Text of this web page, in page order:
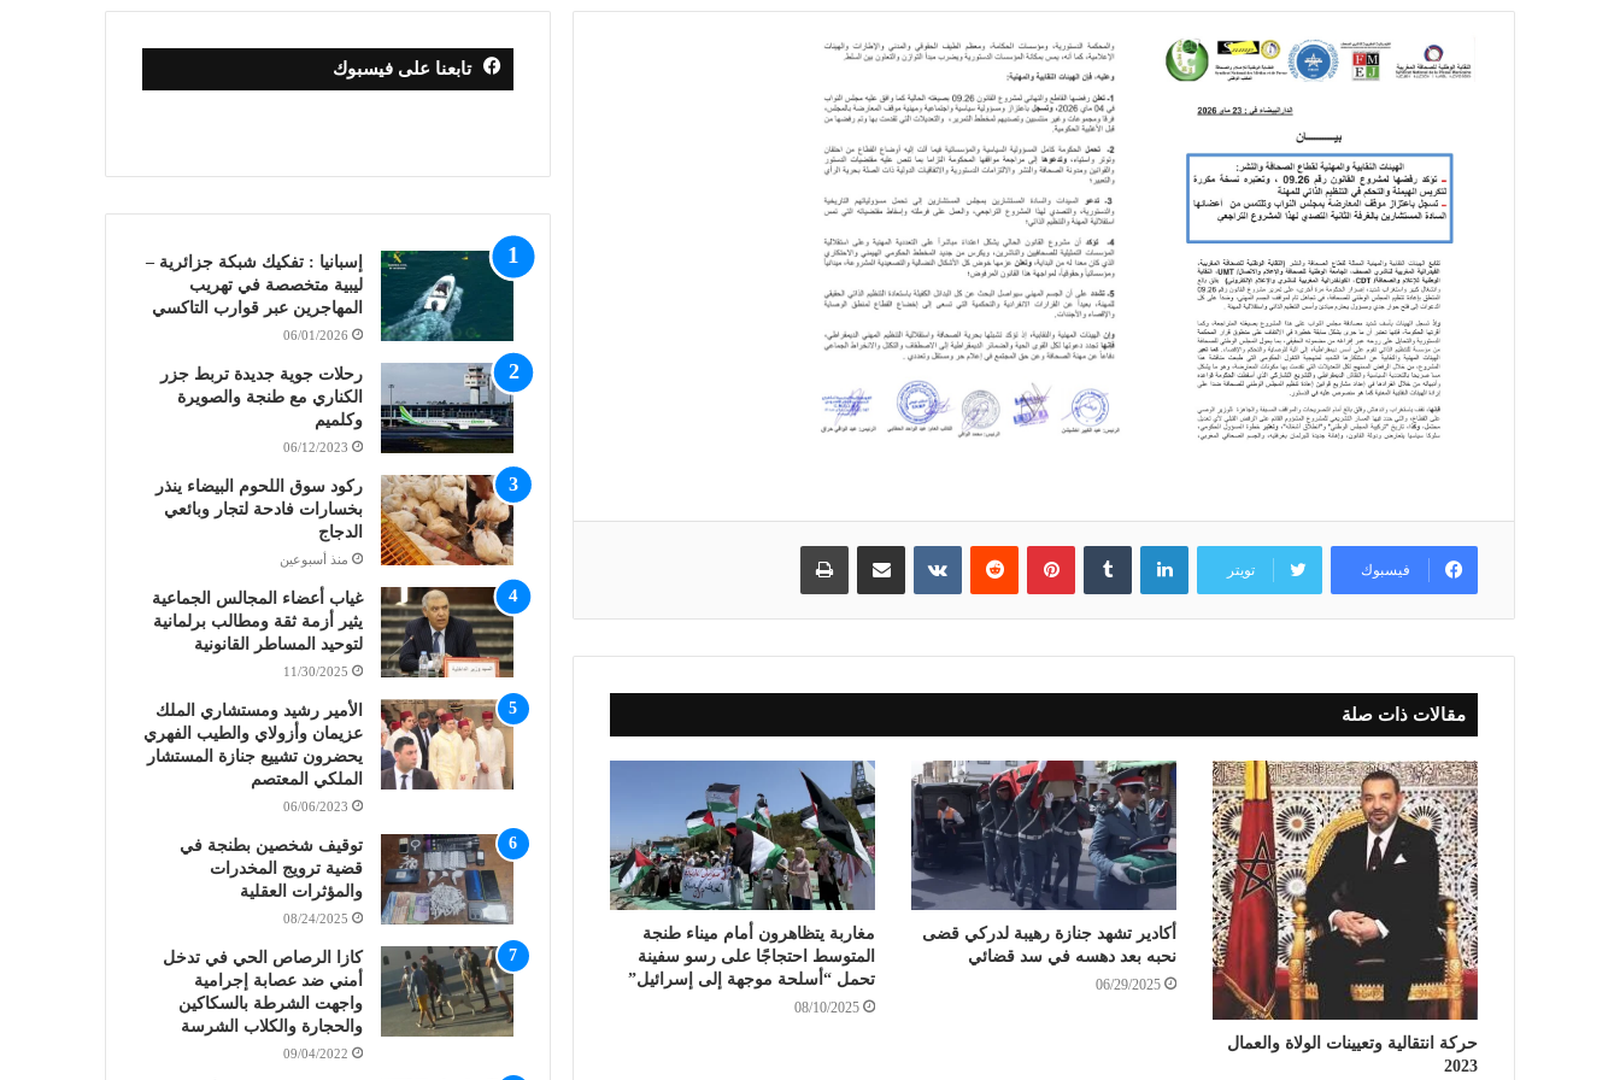
فيسبوك تويتر
لينكدإن بينتيريست مشاركة عبر البريد طباعة
مقالات ذات صلة
حركة انتقالية وتعيينات الولاة والعمال
2023
أكادير تشهد جنازة رهيبة لدركي قضى
نحبه بعد دهسه في سد قضائي
06/29/2025
مغاربة يتظاهرون أمام ميناء طنجة
المتوسط احتجاجًا على رسو سفينة
تحمل “أسلحة موجهة إلى إسرائيل”
08/10/2025
تابعنا على فيسبوك
إسبانيا : تفكيك شبكة جزائرية –
ليبية متخصصة في تهريب
المهاجرين عبر قوارب التاكسي
06/01/2026
رحلات جوية جديدة تربط جزر
الكناري مع طنجة والصويرة
وكلميم
06/12/2023
ركود سوق اللحوم البيضاء ينذر
بخسارات فادحة لتجار وبائعي
الدجاج
منذ أسبوعين
غياب أعضاء المجالس الجماعية
يثير أزمة ثقة ومطالب برلمانية
لتوحيد المساطر القانونية
11/30/2025
الأمير رشيد ومستشاري الملك
عزيمان وأزولاي والطيب الفهري
يحضرون تشييع جنازة المستشار
الملكي المعتصم
06/06/2023
توقيف شخصين بطنجة في
قضية ترويج المخدرات
والمؤثرات العقلية
08/24/2025
كازا الرصاص الحي في تدخل
أمني ضد عصابة إجرامية
واجهت الشرطة بالسكاكين
والحجارة والكلاب الشرسة
09/04/2022